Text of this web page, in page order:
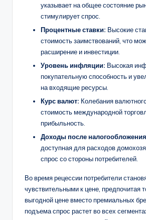
указывает на общее состояние
стимулирует спрос.
Процентные ставки: Высокие
стоимость заимствований, что
расширение и инвестиции.
Уровень инфляции: Высокая
покупательную способность и
на входящие ресурсы.
Курс валют: Колебания
стоимость международной
прибыльность.
Доходы после
доступная для расходов
спрос со стороны потребителей.
Во время рецессии потребители
чувствительными к цене, предпочитая
выгодной цене вместо премиальных
подъема спрос растет во всех